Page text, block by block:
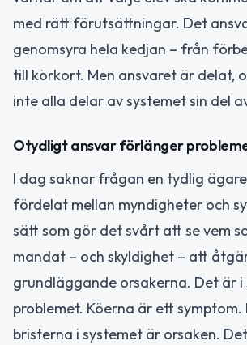
med rätt förutsättningar. Det
genomsyra hela kedjan – från
till körkort. Men ansvaret är delat,
inte alla delar av systemet sin del
Otydligt ansvar förlänger
I dag saknar frågan en tydlig
fördelat mellan myndigheter och
sätt som gör det svårt att se vem
mandat – och skyldighet – att
grundläggande orsakerna. Det är i
problemet. Köerna är ett symptom.
bristerna i systemet är orsaken.